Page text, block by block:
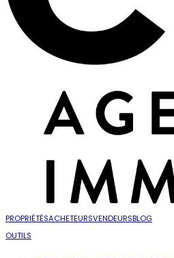
PROPRIÉTÉSACHETEURSVENDEURSBLOG
OUTILS